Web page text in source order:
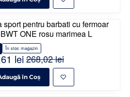
sport pentru barbati cu fermoar
ONE rosu marimea L
În stoc magazin
lei268,02 lei
în Coş